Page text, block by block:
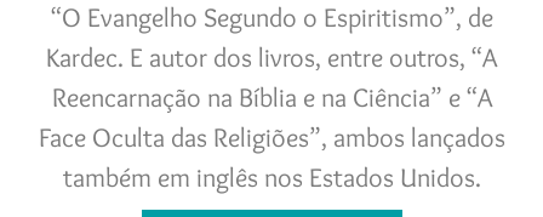
“O Evangelho Segundo o Espiritismo”, de
Kardec. E autor dos livros, entre outros, “A
Reencarnação na Bíblia e na Ciência” e “A
Face Oculta das Religiões”, ambos lançados
também em inglês nos Estados Unidos.